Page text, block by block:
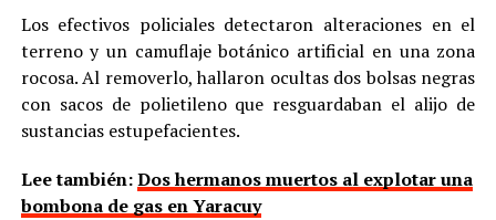
Los efectivos policiales detectaron alteraciones en el
terreno y un camuflaje botánico artificial en una zona
rocosa. Al removerlo, hallaron ocultas dos bolsas negras
con sacos de polietileno que resguardaban el alijo de
sustancias estupefacientes.
Lee también:Dos hermanos muertos al explotar una
bombona de gas en Yaracuy